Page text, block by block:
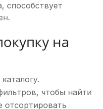
способствует
на
чтобы найти